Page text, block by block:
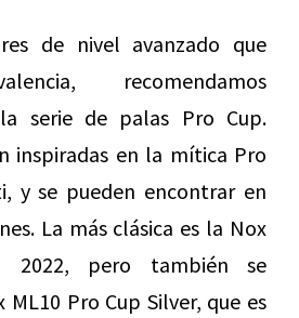
de nivel avanzado que
recomendamos
serie de palas Pro Cup.
inspiradas en la mítica Pro
y se pueden encontrar en
La más clásica es la Nox
2022, pero también se
Pro Cup Silver, que es